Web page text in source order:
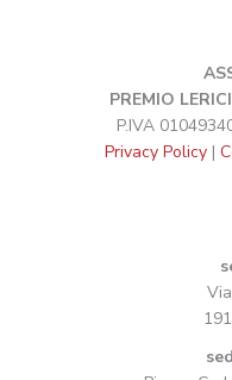
PREMIO
P.IVA
Privacy Policy|